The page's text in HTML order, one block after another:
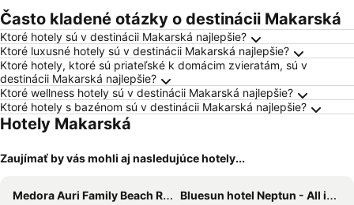
Často kladené otázky o destinácii Makarská
Ktoré hotely sú v destinácii Makarská najlepšie?
Ktoré luxusné hotely sú v destinácii Makarská najlepšie?
Ktoré hotely, ktoré sú priateľské k domácim zvieratám, sú v
destinácii Makarská najlepšie?
Ktoré wellness hotely sú v destinácii Makarská najlepšie?
Ktoré hotely s bazénom sú v destinácii Makarská najlepšie?
Hotely Makarská
Zaujímať by vás mohli aj nasledujúce hotely...
Medora Auri Family Beach Resort
Bluesun hotel Neptun - All inclusive